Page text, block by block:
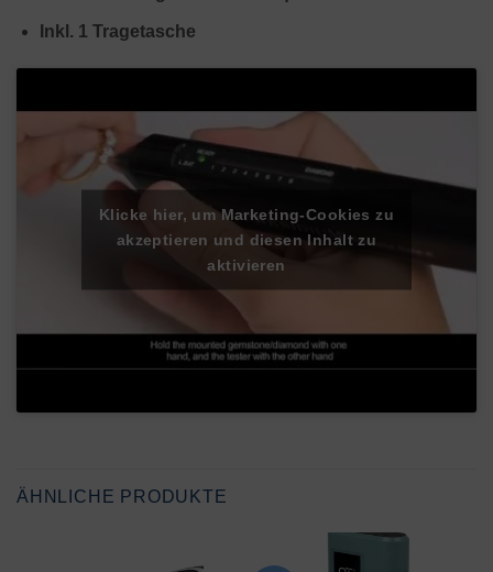
Inkl. 1 Tragetasche
Klicke hier, um Marketing-Cookies zu
akzeptieren und diesen Inhalt zu
aktivieren
ÄHNLICHE PRODUKTE